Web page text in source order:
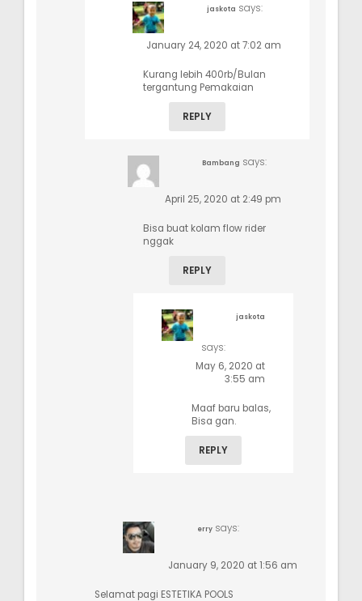
jaskota says:
January 24, 2020 at 7:02 am
Kurang lebih 400rb/Bulan
tergantung Pemakaian
REPLY
Bambang says:
April 25, 2020 at 2:49 pm
Bisa buat kolam flow rider
nggak
REPLY
jaskota
says:
May 6, 2020 at
3:55 am
Maaf baru balas,
Bisa gan.
REPLY
erry says:
January 9, 2020 at 1:56 am
Selamat pagi ESTETIKA POOLS